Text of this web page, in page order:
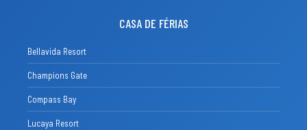
CASA DE FÉRIAS
Bellavida Resort
Champions Gate
Compass Bay
Lucaya Resort